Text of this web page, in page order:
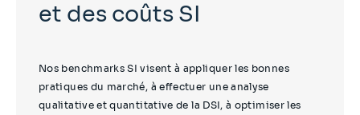
et des coûts SI
Nos benchmarks SI visent à appliquer les bonnes
pratiques du marché, à effectuer une analyse
qualitative et quantitative de la DSI, à optimiser les